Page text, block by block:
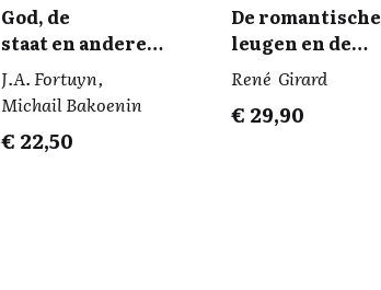
God, de
staat en andere
vormen van
dictatuur
J.A. Fortuyn,
Michail Bakoenin
€ 22,50
De romantische
leugen en de
romaneske
René Girard
€ 29,90